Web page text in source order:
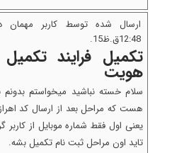
12:48ق.ظ15.
تکمیل فرایند
هویت
سلام خسته نباشید میخواستم
هست که مراحل بعد از ارسال کد
یعنی اول فقط شماره موبایل از کاربر
تاید اون مراحل ثبت نام تکمیل بشه.